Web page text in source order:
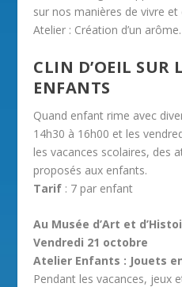
sur nos manières de vivre et
Atelier : Création d’un arôme.
CLIN D’OEIL SUR
ENFANTS
Quand enfant rime avec
14h30 à 16h00 et les
les vacances scolaires, des
proposés aux enfants.
Tarif : 7 par enfant
Au Musée d’Art et
Vendredi 21 octobre
Atelier Enfants : Jouets
Pendant les vacances, jeux